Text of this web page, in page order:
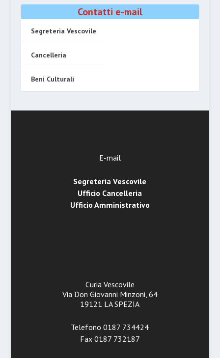
Contatti e-mail
Segreteria Vescovile
Cancelleria
Beni Culturali
E-mail
Segreteria Vescovile
Ufficio Cancelleria
Ufficio Amministrativo
Curia Vescovile
Via Don Giovanni Minzoni, 64
19121 LA SPEZIA
Telefono 0187 734424
Fax 0187 732187